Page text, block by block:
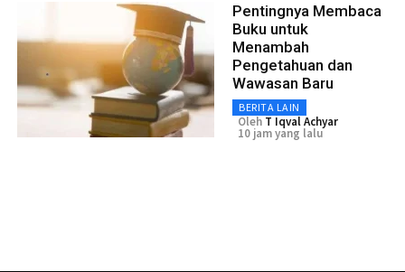
Pentingnya Membaca
Buku untuk
Menambah
Pengetahuan dan
Wawasan Baru
BERITA LAIN
Oleh T Iqval Achyar
10 jam yang lalu